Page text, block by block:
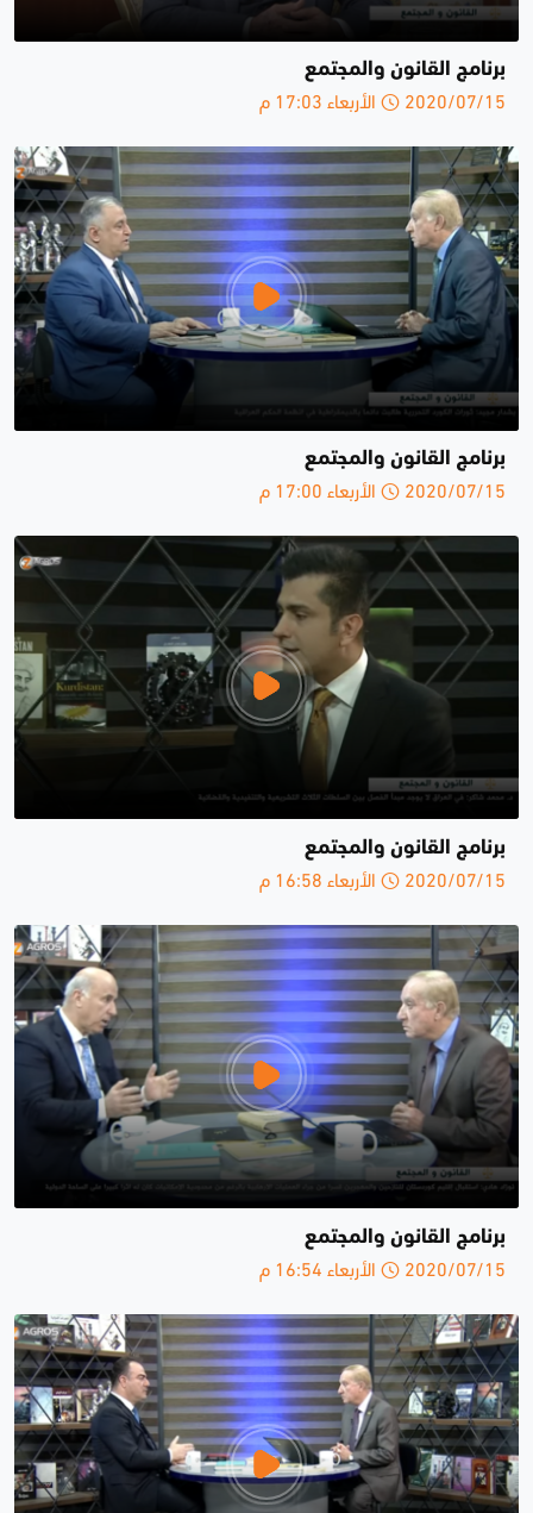
برنامج القانون والمجتمع
2020/07/15 الأربعاء 17:03 م
برنامج القانون والمجتمع
2020/07/15 الأربعاء 17:00 م
برنامج القانون والمجتمع
2020/07/15 الأربعاء 16:58 م
برنامج القانون والمجتمع
2020/07/15 الأربعاء 16:54 م